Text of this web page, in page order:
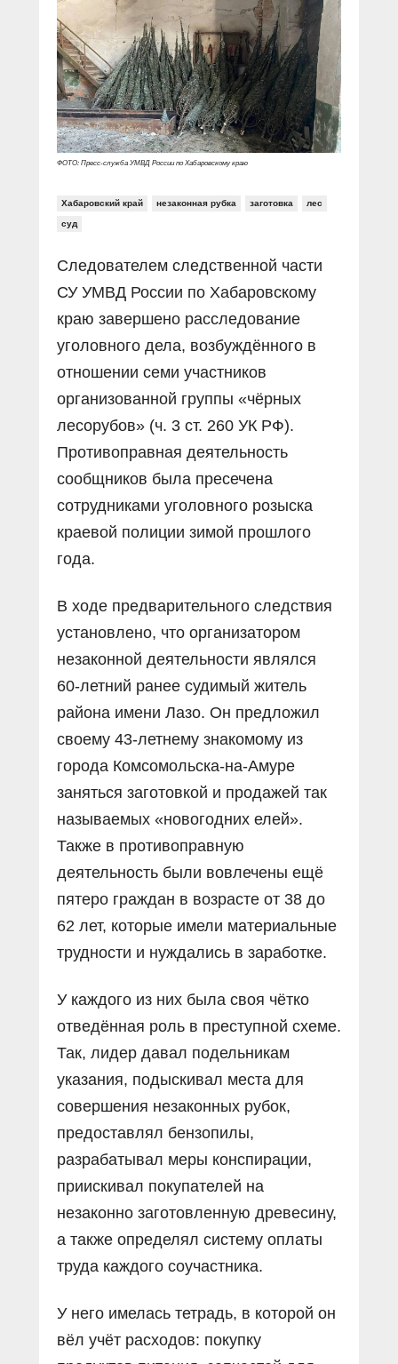
Социальные ролики
Документальные фильмы
Прямой разговор
В знании сила
Специальный репортаж
КиберПОСТОВОЙ
Газета «Щит и меч»
Журнал «Полиция России»
О ПОРТАЛЕ
Контакты
Вакансии
ФОТО: Пресс-служба УМВД России по Хабаровскому краю
Хабаровский край незаконная рубка заготовка лес
суд
Следователем следственной части
СУ УМВД России по Хабаровскому
краю завершено расследование
уголовного дела, возбуждённого в
отношении семи участников
организованной группы «чёрных
лесорубов» (ч. 3 ст. 260 УК РФ).
Противоправная деятельность
сообщников была пресечена
сотрудниками уголовного розыска
краевой полиции зимой прошлого
года.
В ходе предварительного следствия
установлено, что организатором
незаконной деятельности являлся
60-летний ранее судимый житель
района имени Лазо. Он предложил
своему 43-летнему знакомому из
города Комсомольска-на-Амуре
заняться заготовкой и продажей так
называемых «новогодних елей».
Также в противоправную
деятельность были вовлечены ещё
пятеро граждан в возрасте от 38 до
62 лет, которые имели материальные
трудности и нуждались в заработке.
У каждого из них была своя чётко
отведённая роль в преступной схеме.
Так, лидер давал подельникам
указания, подыскивал места для
совершения незаконных рубок,
предоставлял бензопилы,
разрабатывал меры конспирации,
приискивал покупателей на
незаконно заготовленную древесину,
а также определял систему оплаты
труда каждого соучастника.
У него имелась тетрадь, в которой он
вёл учёт расходов: покупку